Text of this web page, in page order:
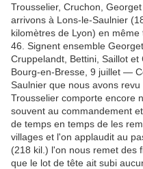
Trousselier, Cruchon,
arrivons à Lons-le-Saulnier
kilomètres de Lyon) en
46. Signent ensemble
Cruppelandt, Bettini, Saillot et
Bourg-en-Bresse, 9 juillet —
Saulnier que nous avons
Trousselier comporte encore
souvent au commandement
de temps en temps de les
villages et l'on applaudit au
(218 kil.) l'on nous remet des
que le lot de tête ait subi